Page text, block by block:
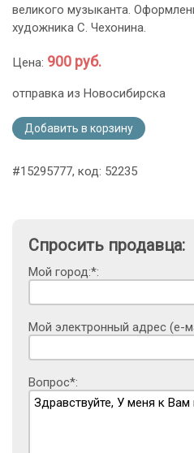
великого музыканта.
художника С. Чехонина.
Цена: 900 руб.
отправка из Новосибирска
Добавить в корзину
#15295777, код: 52235
Спросить продавца:
Мой город:*:
Мой электронный адрес (е-
Вопрос*: